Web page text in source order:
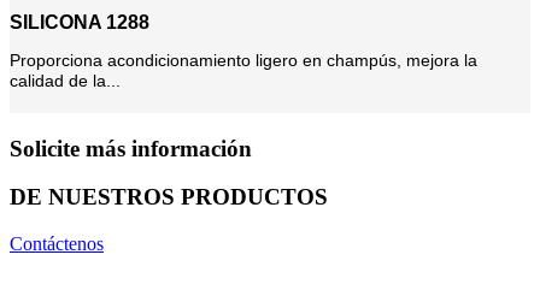
SILICONA 1288
Proporciona acondicionamiento ligero en champús, mejora la
calidad de la...
Solicite más información
DE NUESTROS PRODUCTOS
Contáctenos